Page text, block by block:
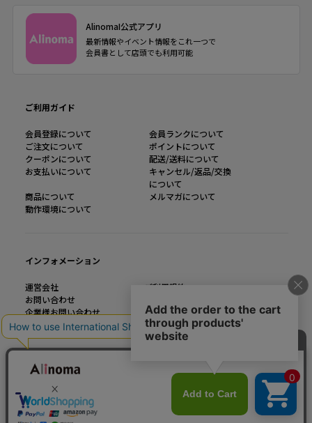
AlinomaI公式アプリ
最新情報やイベント情報をこれ一つで
会員書として店頭でも利用可能
ご利用ガイド
会員登録について
会員ランクについて
ご注文について
ポイントについて
クーポンについて
配送/送料について
お支払いについて
キャンセル/返品/交換
について
商品について
メルマガについて
動作環境について
インフォメーション
運営会社
ご利用規約
お問い合わせ
企業様お問い合わせ
個人情報の取り扱い
大きいサイズのファッション通販【Alinoma】